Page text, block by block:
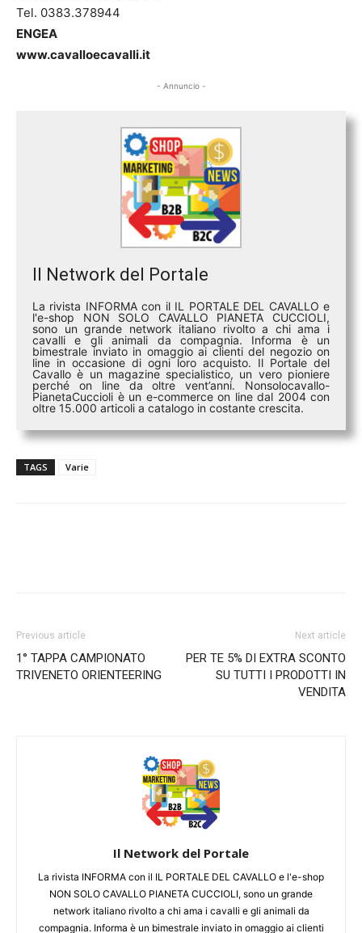
Tel. 0383.378944
ENGEA
www.cavalloecavalli.it
- Annuncio -
Il Network del Portale
La rivista INFORMA con il IL PORTALE DEL CAVALLO e
l'e-shop NON SOLO CAVALLO PIANETA CUCCIOLI,
sono un grande network italiano rivolto a chi ama i
cavalli e gli animali da compagnia. Informa è un
bimestrale inviato in omaggio ai clienti del negozio on
line in occasione di ogni loro acquisto. Il Portale del
Cavallo è un magazine specialistico, un vero pioniere
perché on line da oltre vent’anni. Nonsolocavallo-
PianetaCuccioli è un e-commerce on line dal 2004 con
oltre 15.000 articoli a catalogo in costante crescita.
TAGS Varie
Previous article
1° TAPPA CAMPIONATO
TRIVENETO ORIENTEERING
Next article
PER TE 5% DI EXTRA SCONTO
SU TUTTI I PRODOTTI IN
VENDITA
Il Network del Portale
La rivista INFORMA con il IL PORTALE DEL CAVALLO e l'e-shop
NON SOLO CAVALLO PIANETA CUCCIOLI, sono un grande
network italiano rivolto a chi ama i cavalli e gli animali da
compagnia. Informa è un bimestrale inviato in omaggio ai clienti